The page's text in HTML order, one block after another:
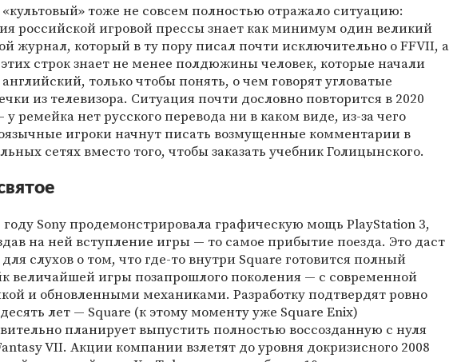
«культовый» тоже не совсем полностью отражало ситуацию:
российской игровой прессы знает как минимум один великий
журнал, который в ту пору писал почти исключительно о FFVII, а
этих строк знает не менее полдюжины человек, которые начали
только чтобы понять, о чем говорят угловатые
из телевизора. Ситуация почти дословно повторится в 2020
у ремейка нет русского перевода ни в каком виде, из-за чего
игроки начнут писать возмущенные комментарии в
сетях вместо того, чтобы заказать учебник Голицынского.
году Sonу продемонстрировала графическую мощь PlayStation 3,
на ней вступление игры — то самое прибытие поезда. Это даст
слухов о том, что где-то внутри Square готовится полный
величайшей игры позапрошлого поколения — с современной
и обновленными механиками. Разработку подтвердят ровно
лет — Square (к этому моменту уже Square Enix)
планирует выпустить полностью воссозданную с нуля
VII. Акции компании взлетят до уровня докризисного 2008